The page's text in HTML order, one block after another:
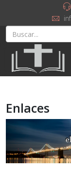
Enlaces